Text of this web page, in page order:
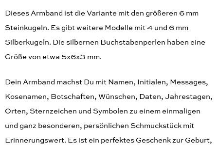
Dieses Armband ist die Variante mit den größeren 6 mm
Steinkugeln. Es gibt weitere Modelle mit 4 und 6 mm
Silberkugeln. Die silbernen Buchstabenperlen haben eine
Größe von etwa 5x6x3 mm.
Dein Armband machst Du mit Namen, Initialen, Messages,
Kosenamen, Botschaften, Wünschen, Daten, Jahrestagen,
Orten, Sternzeichen und Symbolen zu einem einmaligen
und ganz besonderen, persönlichen Schmuckstück mit
Erinnerungswert. Es ist ein perfektes Geschenk zur Geburt,